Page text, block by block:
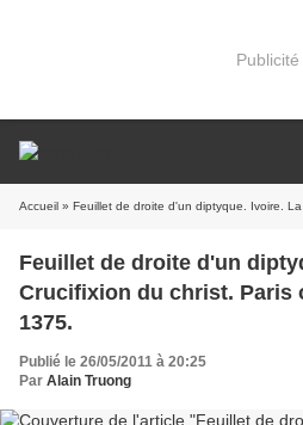
Publicité
Accueil » Feuillet de droite d'un diptyque. Ivoire. La
Feuillet de droite d'un
Crucifixion du christ. Paris
1375.
Publié le 26/05/2011 à 20:25
Par Alain Truong